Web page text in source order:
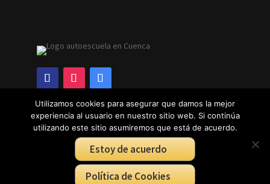
DESCUBRE
Dulces de coco
Utilizamos cookies para asegurar que damos la mejor
experiencia al usuario en nuestro sitio web. Si continúa
utilizando este sitio asumiremos que está de acuerdo.
Estoy de acuerdo
Política de Cookies